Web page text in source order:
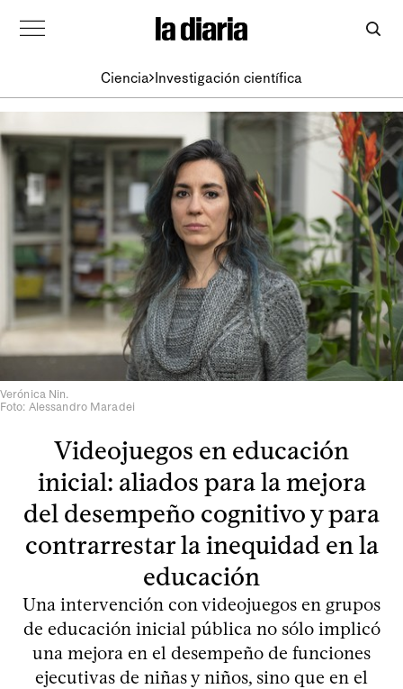
Ciencia Investigación científica
Verónica Nin.
Foto: Alessandro Maradei
Videojuegos en educación
inicial: aliados para la mejora
del desempeño cognitivo y para
contrarrestar la inequidad en la
educación
Una intervención con videojuegos en grupos
de educación inicial pública no sólo implicó
una mejora en el desempeño de funciones
ejecutivas de niñas y niños, sino que en el